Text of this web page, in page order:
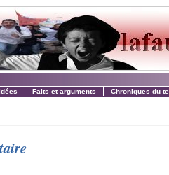
Faits et arguments Chroniques du